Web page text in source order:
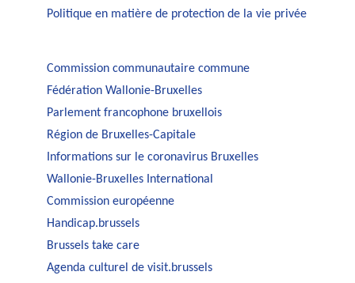
Politique en matière de protection de la vie privée
Commission communautaire commune
Fédération Wallonie-Bruxelles
Parlement francophone bruxellois
Région de Bruxelles-Capitale
Informations sur le coronavirus Bruxelles
Wallonie-Bruxelles International
Commission européenne
Handicap.brussels
Brussels take care
Agenda culturel de visit.brussels